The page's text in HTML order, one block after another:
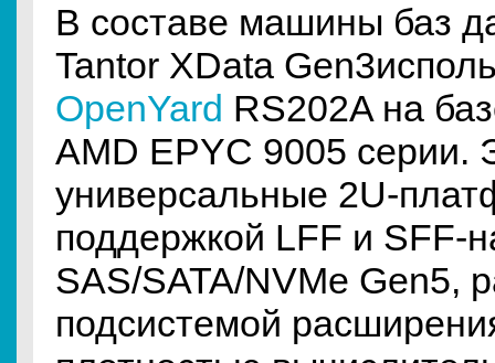
В составе машины баз
Tantor XData
OpenYard RS202A на
AMD EPYC 9005 серии.
универсальные 2U-
поддержкой LFF и SFF-
SAS/SATA/NVMe Gen5,
подсистемой